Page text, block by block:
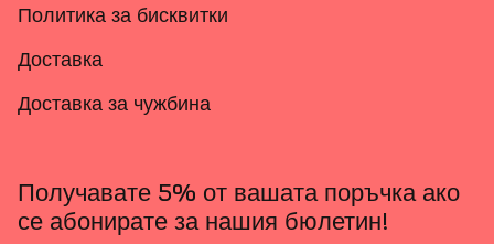
Политика за бисквитки
Доставка
Доставка за чужбина
Получавате 5% от вашата поръчка ако
се абонирате за нашия бюлетин!